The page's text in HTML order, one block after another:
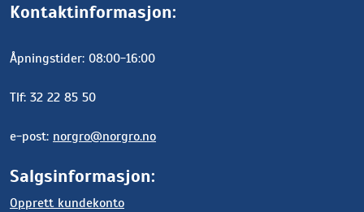
Kontaktinformasjon:
Åpningstider: 08:00-16:00
Tlf: 32 22 85 50
e-post: norgro@norgro.no
Salgsinformasjon:
Opprett kundekonto